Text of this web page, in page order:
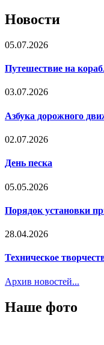
Новости
05.07.2026
Путешествие на
03.07.2026
Азбука дорожного
02.07.2026
День песка
05.05.2026
Порядок установки
28.04.2026
Техническое
Архив новостей...
Наше фото